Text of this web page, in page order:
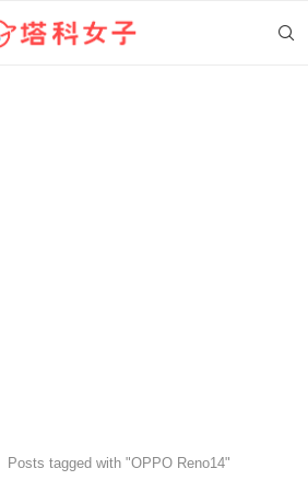
Posts tagged with "OPPO Reno14"